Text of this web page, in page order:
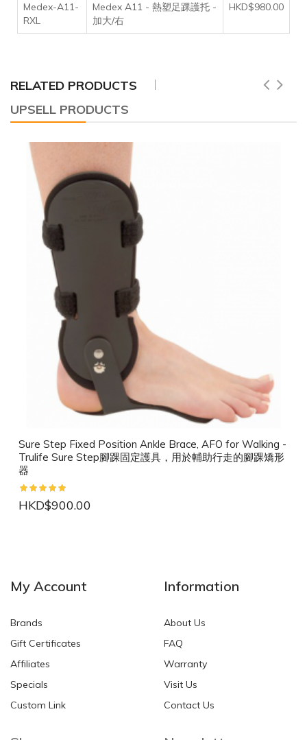
Medex-A11-
RXL
Medex A11 - 熱塑足踝護托 -
加大/右
HKD$980.00
RELATED PRODUCTS
UPSELL PRODUCTS
Sure Step Fixed Position Ankle Brace, AFO for Walking -
Trulife Sure Step腳踝固定護具，用於輔助行走的腳踝矯形
器
HKD$900.00
HKD$0.00 HKD$0.00
My Account
Brands
Gift Certificates
Affiliates
Specials
Custom Link
Information
About Us
FAQ
Warranty
Visit Us
Contact Us